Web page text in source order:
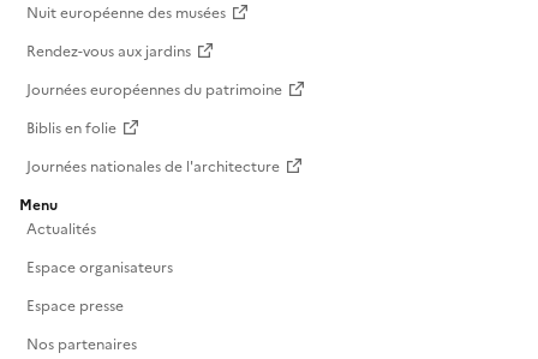
Nuit européenne des musées
Rendez-vous aux jardins
Journées européennes du patrimoine
Biblis en folie
Journées nationales de l'architecture
Menu
Actualités
Espace organisateurs
Espace presse
Nos partenaires